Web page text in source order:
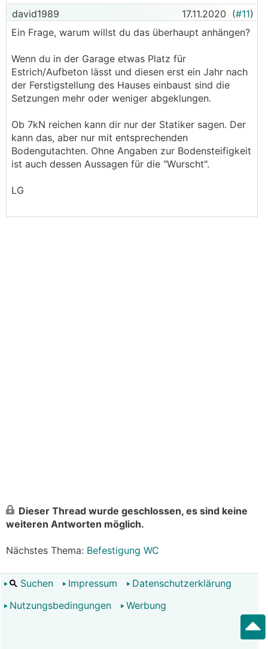
david1989 17.11.2020 (#11)
Ein Frage, warum willst du das überhaupt anhängen?
Wenn du in der Garage etwas Platz für
Estrich/Aufbeton lässt und diesen erst ein Jahr nach
der Ferstigstellung des Hauses einbaust sind die
Setzungen mehr oder weniger abgeklungen.
Ob 7kN reichen kann dir nur der Statiker sagen. Der
kann das, aber nur mit entsprechenden
Bodengutachten. Ohne Angaben zur Bodensteifigkeit
ist auch dessen Aussagen für die "Wurscht".
LG
Dieser Thread wurde geschlossen, es sind keine
weiteren Antworten möglich.
Nächstes Thema: Befestigung WC
Suchen Impressum
Datenschutzerklärung
Nutzungsbedingungen
Werbung